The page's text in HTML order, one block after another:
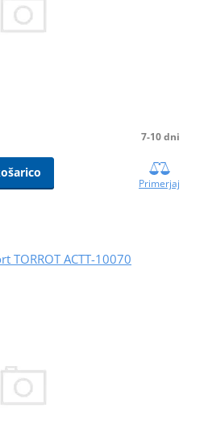
7-10 dni
Primerjaj
TORROT ACTT-10070